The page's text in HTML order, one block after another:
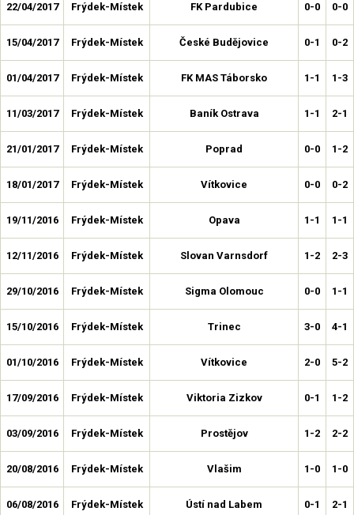
22/04/2017 Frýdek-Místek FK Pardubice 0-0 0-0
15/04/2017 Frýdek-Místek České Budějovice 0-1 0-2
01/04/2017 Frýdek-Místek FK MAS Táborsko 1-1 1-3
11/03/2017 Frýdek-Místek Baník Ostrava 1-1 2-1
21/01/2017 Frýdek-Místek Poprad 0-0 1-2
18/01/2017 Frýdek-Místek Vítkovice 0-0 0-2
19/11/2016 Frýdek-Místek Opava 1-1 1-1
12/11/2016 Frýdek-Místek Slovan Varnsdorf 1-2 2-3
29/10/2016 Frýdek-Místek Sigma Olomouc 0-0 1-1
15/10/2016 Frýdek-Místek Trinec 3-0 4-1
01/10/2016 Frýdek-Místek Vítkovice 2-0 5-2
17/09/2016 Frýdek-Místek Viktoria Zizkov 0-1 1-2
03/09/2016 Frýdek-Místek Prostějov 1-2 2-2
20/08/2016 Frýdek-Místek Vlašim 1-0 1-0
06/08/2016 Frýdek-Místek Ústí nad Labem 0-1 2-1